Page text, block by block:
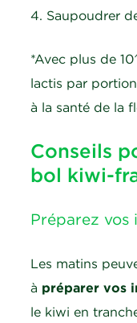
4. Saupoudrer
*Avec plus de
lactis par
à la santé de la
Conseils
bol kiwi-
Préparez vos
Les matins
à préparer vos
le kiwi en